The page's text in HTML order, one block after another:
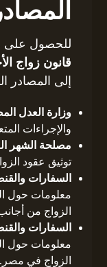
للحصول على
قانون زواج
إلى المصادر
وزارة العدل
والإجراءات
مصلحة الشهر
توثيق عقود
السفارات
معلومات حول
الزواج من
السفارات
معلومات حول
الزواج في مصر.